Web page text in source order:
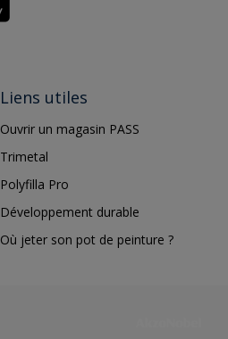
Liens utiles
Ouvrir un magasin PASS
Trimetal
Polyfilla Pro
Développement durable
Où jeter son pot de peinture ?